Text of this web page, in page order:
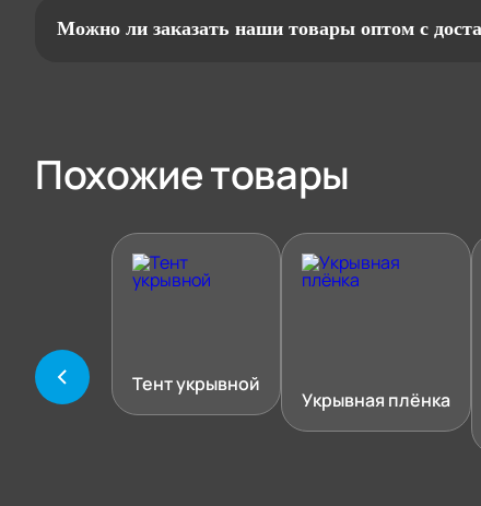
Можно ли заказать наши товары оптом с
Похожие товары
Тент укрывной
Укрывная плёнка